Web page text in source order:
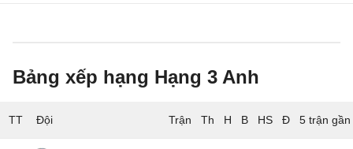
Bảng xếp hạng Hạng 3 Anh
TT Đội 5 trận gần